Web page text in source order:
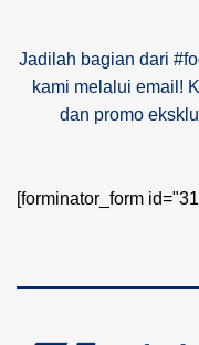
Jadilah bagian dari
kami melalui email!
dan promo
[forminator_form